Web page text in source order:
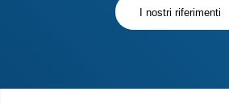
I nostri riferimenti